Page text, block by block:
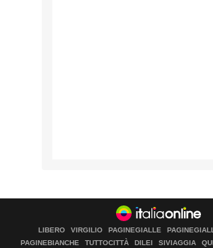
LIBERO VIRGILIO PAGINEGIALLE
PAGINEBIANCHE
TUTTOCITTÀ DILEI SIVIAGGIA